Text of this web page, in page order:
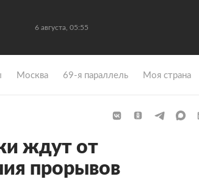
6 августа, 05:55
Москва 69-я параллель Моя страна
ждут от
прорывов